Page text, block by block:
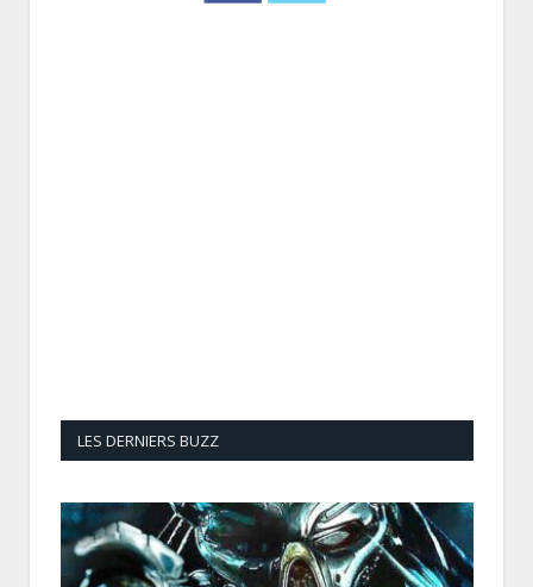
LES DERNIERS BUZZ